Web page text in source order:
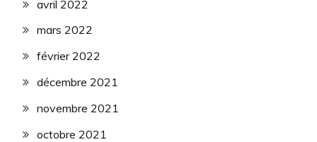
avril 2022
mars 2022
février 2022
décembre 2021
novembre 2021
octobre 2021